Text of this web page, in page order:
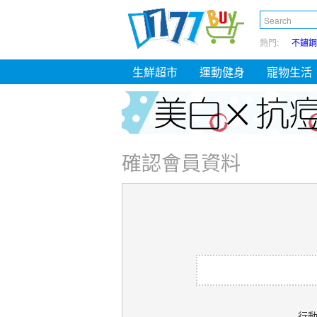
熱門: 不鏽
生鮮超市 運動健身 寵物生活
確認會員資料